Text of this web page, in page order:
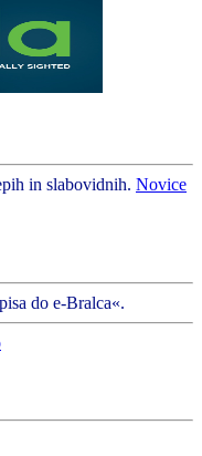
in slabovidnih. Novice
do e-Bralca«.